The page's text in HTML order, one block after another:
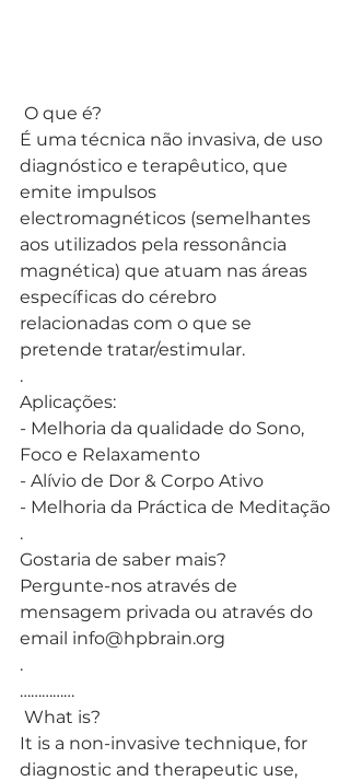
O que é?
É uma técnica não invasiva, de uso
diagnóstico e terapêutico, que
emite impulsos
electromagnéticos (semelhantes
aos utilizados pela ressonância
magnética) que atuam nas áreas
específicas do cérebro
relacionadas com o que se
pretende tratar/estimular.
.
Aplicações:
- Melhoria da qualidade do Sono,
Foco e Relaxamento
- Alívio de Dor & Corpo Ativo
- Melhoria da Práctica de Meditação
.
Gostaria de saber mais?
Pergunte-nos através de
mensagem privada ou através do
email info@hpbrain.org
.
……………
What is?
It is a non-invasive technique, for
diagnostic and therapeutic use,